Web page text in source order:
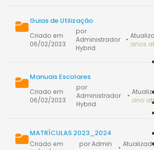
Guias de Utilização
Criado em
06/02/2023
por
Administrador
Hybrid
• anos
Manuais Escolares
Criado em
06/02/2023
por
Administrador
Hybrid
• ano
MATRÍCULAS 2023_2024
Criado em
por Admin
•